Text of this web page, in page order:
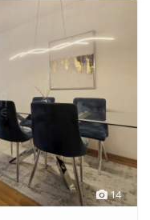
14